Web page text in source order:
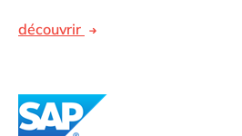
découvrir